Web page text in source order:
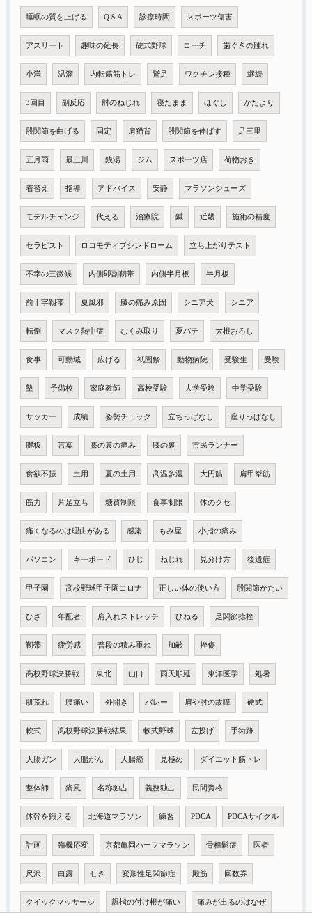
睡眠の質を上げる Q＆A 診療時間 スポーツ傷害
アスリート 趣味の延長 硬式野球 コーチ 歯ぐきの腫れ
小満 温溜 内転筋筋トレ 鵞足 ワクチン接種 継続
3回目 副反応 肘のねじれ 寝たまま ほぐし かたより
股関節を曲げる 固定 肩猫背 股関節を伸ばす 足三里
五月雨 最上川 銭湯 ジム スポーツ店 荷物おき
着替え 指導 アドバイス 安静 マラソンシューズ
モデルチェンジ 代える 治療院 鍼 近畿 施術の精度
セラピスト ロコモティブシンドローム 立ち上がりテスト
不幸の三徴候 内側即副靭帯 内側半月板 半月板
前十字靱帯 夏風邪 膝の痛み原因 シニア犬 シニア
転倒 マスク熱中症 むくみ取り 夏バテ 大根おろし
食事 可動域 広げる 祇園祭 動物病院 受験生 受験
塾 予備校 家庭教師 高校受験 大学受験 中学受験
サッカー 成績 姿勢チェック 立ちっぱなし 座りっぱなし
腱板 言葉 膝の裏の痛み 膝の裏 市民ランナー
食欲不振 土用 夏の土用 高温多湿 大円筋 肩甲挙筋
筋力 片足立ち 糖質制限 食事制限 体のクセ
痛くなるのは理由がある 感染 もみ屋 小指の痛み
パソコン キーボード ひじ ねじれ 見分け方 後遺症
甲子園 高校野球甲子園コロナ 正しい体の使い方 股関節かたい
ひざ 年配者 肩入れストレッチ ひねる 足関節捻挫
靭帯 疲労感 普段の積み重ね 加齢 挫傷
高校野球決勝戦 東北 山口 雨天順延 東洋医学 処暑
肌荒れ 腰痛い 外開き バレー 肩や肘の故障 硬式
軟式 高校野球決勝戦結果 軟式野球 左投げ 手術跡
大腸ガン 大腸がん 大腸癌 見極め ダイエット筋トレ
整体師 痛風 名称独占 義務独占 民間資格
体幹を鍛える 北海道マラソン 練習 PDCA PDCAサイクル
計画 臨機応変 京都亀岡ハーフマラソン 骨粗鬆症 医者
尺沢 白露 せき 変形性足関節症 殿筋 回数券
クイックマッサージ 親指の付け根が痛い 痛みが出るのはなぜ